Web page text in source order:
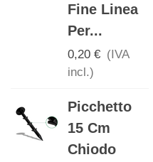
Fine Linea
Per...
0,20 € (IVA
incl.)
Picchetto
15 Cm
Chiodo